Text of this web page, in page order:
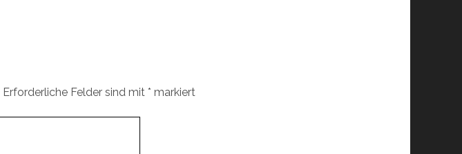
Erforderliche Felder sind mit * markiert